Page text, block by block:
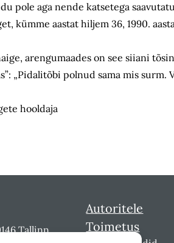
pole aga nende katsetega
kümme aastat hiljem 36, 1990.
arengumaades on see siiani
„Pidalitõbi polnud sama mis
hooldaja
Tallinn
Autoritele
Toimetus